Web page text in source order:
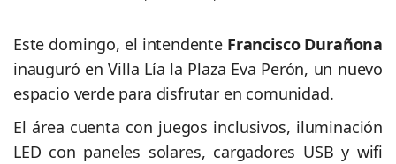
Este domingo, el intendente Francisco Durañona
inauguró en Villa Lía la Plaza Eva Perón, un nuevo
espacio verde para disfrutar en comunidad.
El área cuenta con juegos inclusivos, iluminación
LED con paneles solares, cargadores USB y wifi